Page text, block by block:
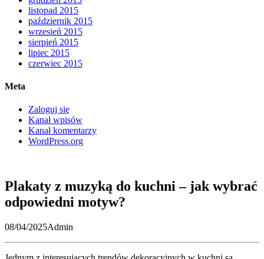
listopad 2015
październik 2015
wrzesień 2015
sierpień 2015
lipiec 2015
czerwiec 2015
Meta
Zaloguj się
Kanał wpisów
Kanał komentarzy
WordPress.org
Plakaty z muzyką do kuchni – jak wybrać
odpowiedni motyw?
08/04/2025Admin